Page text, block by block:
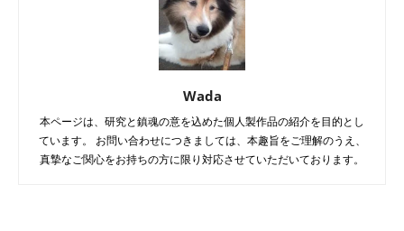
Wada
本ページは、研究と鎮魂の意を込めた個人製作品の紹介を目的とし
ています。 お問い合わせにつきましては、本趣旨をご理解のうえ、
真摯なご関心をお持ちの方に限り対応させていただいております。